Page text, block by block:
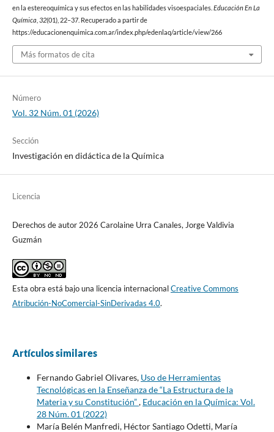
en la estereoquímica y sus efectos en las habilidades visoespaciales. Educación En La
Química 32(01), 22–37. Recuperado a partir de
https://educacionenquimica.com.ar/index.php/edenlaq/article/view/266
Más formatos de cita
Número
Vol. 32 Núm. 01 (2026)
Sección
Investigación en didáctica de la Química
Licencia
Derechos de autor 2026 Carolaine Urra Canales, Jorge Valdivia
Guzmán
Esta obra está bajo una licencia internacionalCreative Commons
Atribución-NoComercial-SinDerivadas 4.0.
Artículos similares
Fernando Gabriel Olivares, Uso de Herramientas
Tecnológicas en la Enseñanza de “La Estructura de la
Materia y su Constitución”, Educación en la Química: Vol.
28 Núm. 01 (2022)
María Belén Manfredi, Héctor Santiago Odetti, María